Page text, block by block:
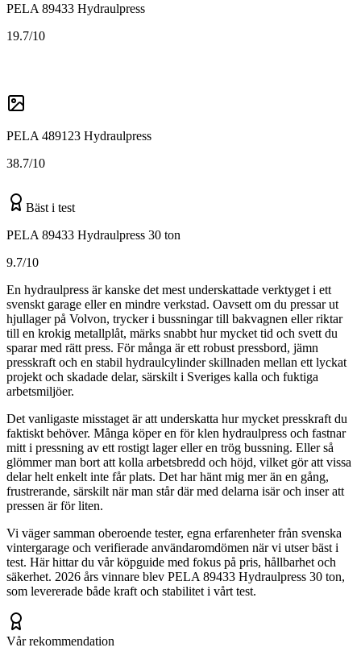
PELA 89433 Hydraulpress
19.7/10
PELA 489123 Hydraulpress
38.7/10
Bäst i test
PELA 89433 Hydraulpress 30 ton
9.7/10
En hydraulpress är kanske det mest underskattade verktyget i ett
svenskt garage eller en mindre verkstad. Oavsett om du pressar ut
hjullager på Volvon, trycker i bussningar till bakvagnen eller riktar
till en krokig metallplåt, märks snabbt hur mycket tid och svett du
sparar med rätt press. För många är ett robust pressbord, jämn
presskraft och en stabil hydraulcylinder skillnaden mellan ett lyckat
projekt och skadade delar, särskilt i Sveriges kalla och fuktiga
arbetsmiljöer.
Det vanligaste misstaget är att underskatta hur mycket presskraft du
faktiskt behöver. Många köper en för klen hydraulpress och fastnar
mitt i pressning av ett rostigt lager eller en trög bussning. Eller så
glömmer man bort att kolla arbetsbredd och höjd, vilket gör att vissa
delar helt enkelt inte får plats. Det har hänt mig mer än en gång,
frustrerande, särskilt när man står där med delarna isär och inser att
pressen är för liten.
Vi väger samman oberoende tester, egna erfarenheter från svenska
vintergarage och verifierade användaromdömen när vi utser bäst i
test. Här hittar du vår köpguide med fokus på pris, hållbarhet och
säkerhet. 2026 års vinnare blev PELA 89433 Hydraulpress 30 ton,
som levererade både kraft och stabilitet i vårt test.
Vår rekommendation